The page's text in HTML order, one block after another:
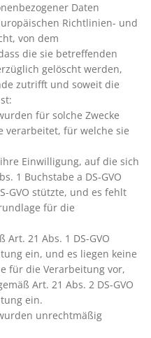
Daten
Richtlinien- und
von dem
die sie betreffenden
gelöscht werden,
zutrifft und soweit die
für solche Zwecke
verarbeitet, für welche sie
Einwilligung, auf die sich
1 Buchstabe a DS-GVO
GVO stützte, und es fehlt
für die
21 Abs. 1 DS-GVO
ein, und es liegen keine
für die Verarbeitung vor,
Art. 21 Abs. 2 DS-GVO
ein.
unrechtmäßig